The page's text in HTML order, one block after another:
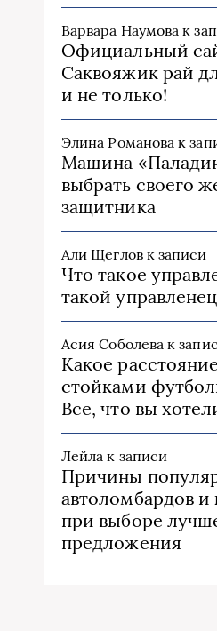
Варвара Наумова к
Официальный
Саквояжик рай
и не только!
Элина Романова к
Машина
выбрать своего
защитника
Али Щегловк записи
Что такое
такой
Асия Соболева к
Какое
стойками
Все, что вы
Лейла к записи
Причины
автоломбардов и
при выборе
предложения